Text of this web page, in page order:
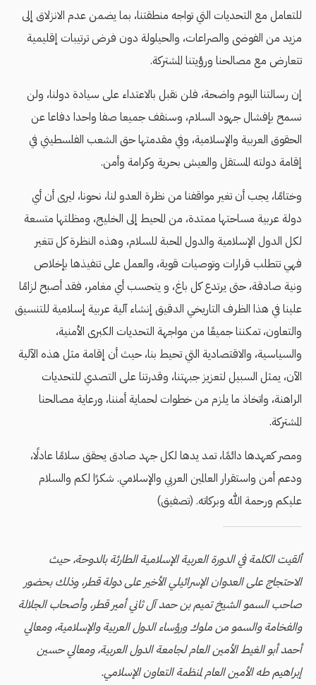
للتعامل مع التحديات التي تواجه منطقتنا، بما يضمن عدم الانزلاق إلى
مزيد من الفوضى والصراعات، والحيلولة دون فرض ترتيبات إقليمية
تتعارض مع مصالحنا ورؤيتنا المشتركة.
إن رسالتنا اليوم واضحة، فلن نقبل بالاعتداء على سيادة دولنا، ولن
نسمح بإفشال جهود السلام، وسنقف جميعا صفا واحدا دفاعا عن
الحقوق العربية والإسلامية، وفي مقدمتها حق الشعب الفلسطيني في
إقامة دولته المستقل والعيش بحرية وكرامة وأمن.
وختامًا، يجب أن تغير مواقفنا من نظرة العدو لنا، نحونا، ليرى أن أي
دولة عربية مساحتها ممتدة، من المحيط إلى الخليج، ومظلتها متسعة
لكل الدول الإسلامية والدول المحبة للسلام، وهذه النظرة كل تتغير
فهي تتطلب قرارات وتوصيات قوية، والعمل على تنفيذها بإخلاص
ونية صادقة، حتى يرتدع كل باغ، و يتحسب أي مغامر، فقد أصبح لزامًا
علينا في هذا الظرف التاريخي الدقيق إنشاء آلية عربية إسلامية للتنسيق
والتعاون، تمكننا جميعًا من مواجهة التحديات الكبرى الأمنية،
والسياسية، والاقتصادية التي تحيط بنا، حيث أن إقامة مثل هذه الآلية
الآن، يمثل السبيل لتعزيز جبهتنا، وقدرتنا على التصدي للتحديات
الراهنة، واتخاذ ما يلزم من خطوات لحماية أمننا، ورعاية مصالحنا
المشتركة.
ومصر كعهدها دائمًا، تمد يدها لكل جهد صادق يحقق سلامًا عادلًا،
ودعم أمن واستقرار العالمين العربي والإسلامي. شكرًا لكم والسلام
عليكم ورحمة الله وبركاته. (تصفيق)
ألقيت الكلمة في الدورة العربية الإسلامية الطارئة بالدوحة، حيث
الاحتجاج على العدوان الإسرائيلي الأخير على دولة قطر، وذلك بحضور
صاحب السمو الشيخ تميم بن حمد آل ثاني أمير قطر، وأصحاب الجلالة
والفخامة والسمو من ملوك ورؤساء الدول العربية والإسلامية، ومعالي
أحمد أبو الغيط الأمين العام لجامعة الدول العربية، ومعالي حسين
إبراهيم طه الأمين العام لمنظمة التعاون الإسلامي.